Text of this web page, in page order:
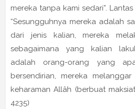
mereka tanpa kami sedari”.
“Sesungguhnya mereka adalah
dari jenis kalian, mereka
sebagaimana yang kalian
adalah orang-orang yang
bersendirian, mereka
keharaman Allâh (berbuat
4235)